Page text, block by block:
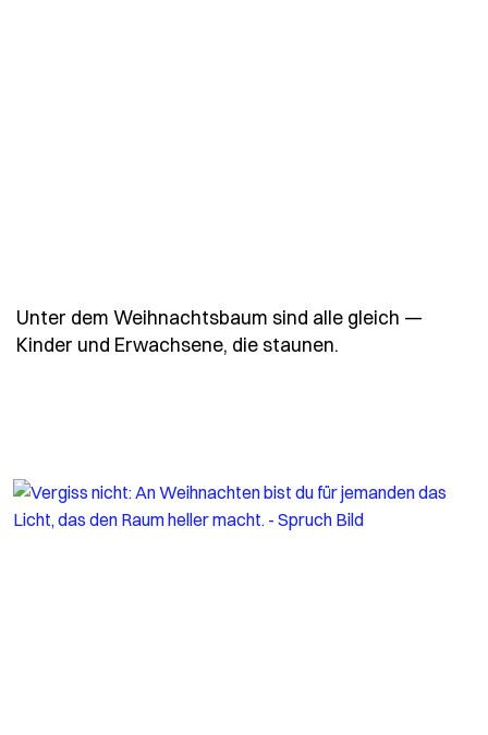
Unter dem Weihnachtsbaum sind alle gleich —
Kinder und Erwachsene, die staunen.